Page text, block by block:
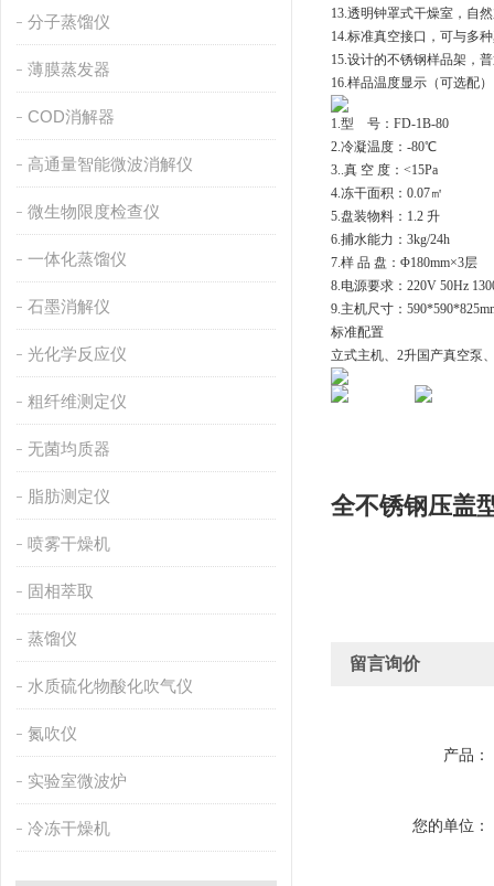
分子蒸馏仪
薄膜蒸发器
COD消解器
高通量智能微波消解仪
微生物限度检查仪
一体化蒸馏仪
石墨消解仪
光化学反应仪
粗纤维测定仪
无菌均质器
脂肪测定仪
喷雾干燥机
固相萃取
蒸馏仪
水质硫化物酸化吹气仪
氮吹仪
实验室微波炉
冷冻干燥机
13.透明钟罩式干燥室，自
14.标准真空接口，可与多
15.设计的不锈钢样品架，
16.样品温度显示（可选配
1.型 号：FD-1B-80
2.冷凝温度： -80℃
3..真 空 度：<15Pa
4.冻干面积： 0.07㎡
5.盘装物料： 1.2 升
6.捕水能力： 3kg/24h
7.样 品 盘：Φ180mm×3层
8.电源要求： 220V 50Hz
9.主机尺寸：
标准配置
立式主机、 2升国产真空泵
全不锈钢压盖
留言询价
产品：
您的单位：